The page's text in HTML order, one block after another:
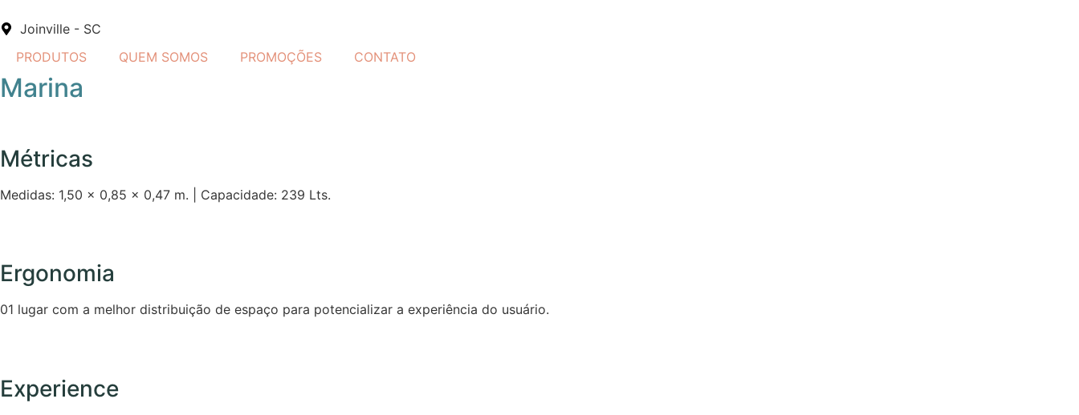
Joinville - SC
PRODUTOS
QUEM SOMOS PROMOÇÕES CONTATO
Marina
Métricas
Medidas: 1,50 x 0,85 x 0,47 m. | Capacidade: 239 Lts.
Ergonomia
01 lugar com a melhor distribuição de espaço para potencializar a experiência do usuário.
Experience